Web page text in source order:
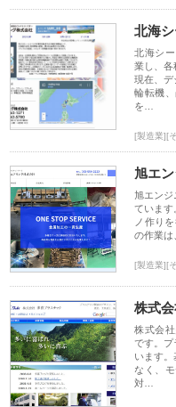
北海
北海シ
業し、各
現在、デ
輪転機
を…
[製造業][
旭エ
旭エンジ
ています
ノ作り
の作業は
[製造業][
株式
株式会
です。プ
います
なく、
対…